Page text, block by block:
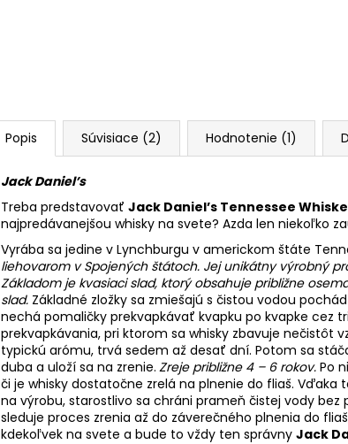
Popis Súvisiace (2) Hodnotenie (1)
Jack Daniel’s
Treba predstavovať Jack Daniel’s Tennessee
najpredávanejšou whisky na svete? Azda len niekoľko
Vyrába sa jedine v Lynchburgu v americkom štáte
liehovarom v Spojených štátoch. Jej unikátny výrobný
Základom je kvasiaci slad, ktorý obsahuje približne
slad. Základné zložky sa zmiešajú s čistou vodou
nechá pomaličky prekvapkávať kvapku po kvapke cez
prekvapkávania, pri ktorom sa whisky zbavuje nečistôt
typickú arómu, trvá sedem až desať dní. Potom sa
duba a uloží sa na zrenie. Zreje približne 4 – 6 rokov. Po
či je whisky dostatočne zrelá na plnenie do fliaš.
na výrobu, starostlivo sa chráni prameň čistej vody
sleduje proces zrenia až do záverečného plnenia do
kdekoľvek na svete a bude to vždy ten správny Jack